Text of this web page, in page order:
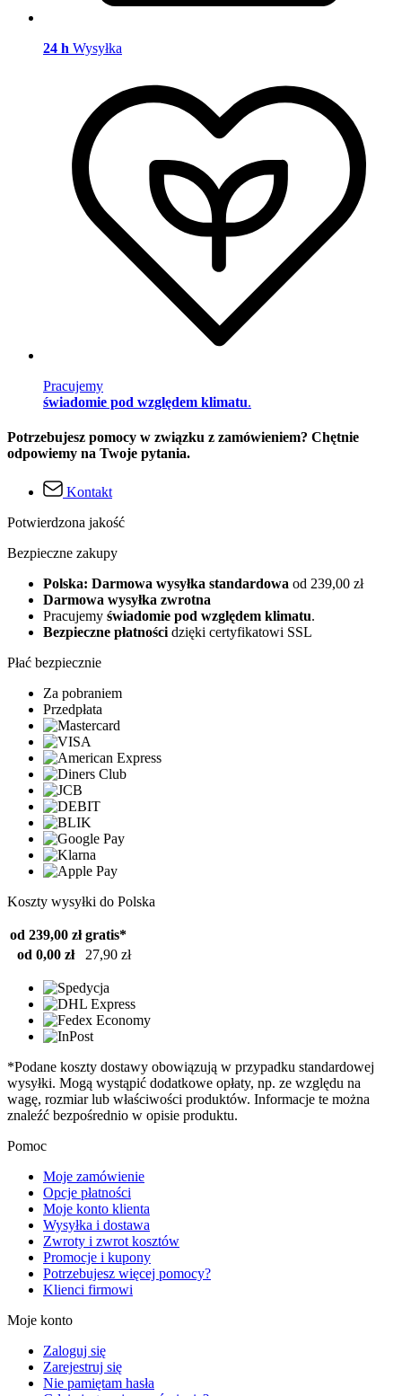
24 h Wysyłka
Pracujemy
świadomie pod względem klimatu.
Potrzebujesz pomocy w związku z zamówieniem? Chętnie
odpowiemy na Twoje pytania.
Kontakt
Potwierdzona jakość
Bezpieczne zakupy
Polska: Darmowa wysyłka standardowa od 239,00 zł
Darmowa wysyłka zwrotna
Pracujemy świadomie pod względem klimatu.
Bezpieczne płatności dzięki certyfikatowi SSL
Płać bezpiecznie
Za pobraniem
Przedpłata
Koszty wysyłki do Polska
od 239,00 zł gratis*
od 0,00 zł
27,90 zł
*Podane koszty dostawy obowiązują w przypadku standardowej
wysyłki. Mogą wystąpić dodatkowe opłaty, np. ze względu na
wagę, rozmiar lub właściwości produktów. Informacje te można
znaleźć bezpośrednio w opisie produktu.
Pomoc
Moje zamówienie
Opcje płatności
Moje konto klienta
Wysyłka i dostawa
Zwroty i zwrot kosztów
Promocje i kupony
Potrzebujesz więcej pomocy?
Klienci firmowi
Moje konto
Zaloguj się
Zarejestruj się
Nie pamiętam hasła